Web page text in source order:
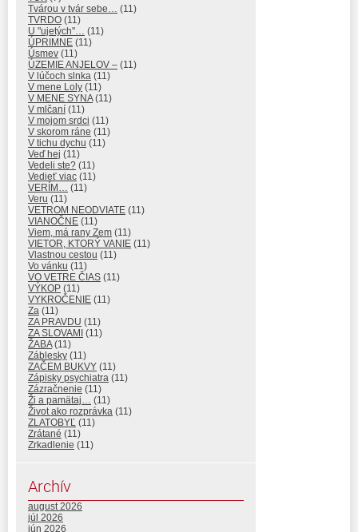
Tvárou v tvár sebe… (11)
TVRDO (11)
U "ujetých"… (11)
ÚPRIMNE (11)
Úsmev (11)
ÚZEMIE ANJELOV – (11)
V lúčoch slnka (11)
V mene Loly (11)
V MENE SYNA(11)
V mlčaní (11)
V mojom srdci (11)
V skorom ráne (11)
V tichu dychu (11)
Veď hej (11)
Vedeli ste? (11)
Vedieť viac (11)
VERÍM… (11)
Veru (11)
VETROM NEODVIATE (11)
VIANOČNE (11)
Viem, má rany Zem (11)
VIETOR, KTORÝ VANIE (11)
Vlastnou cestou (11)
Vo vánku (11)
VO VETRE ČIAS (11)
VÝKOP (11)
VYKROČENIE (11)
Za (11)
ZA PRAVDU (11)
ZA SLOVAMI (11)
ŽABA(11)
Záblesky (11)
ZAČEM BUKVY (11)
Zápisky psychiatra (11)
Zázračnenie (11)
Ži a pamätaj… (11)
Život ako rozprávka (11)
ZLATOBYĽ (11)
Zrátané (11)
Zrkadlenie (11)
Archív
august 2026
júl 2026
jún 2026